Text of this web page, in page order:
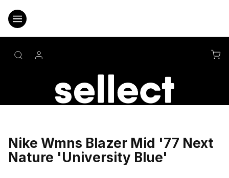
obsah
Nike Wmns Blazer Mid '77 Next
Nature 'University Blue'